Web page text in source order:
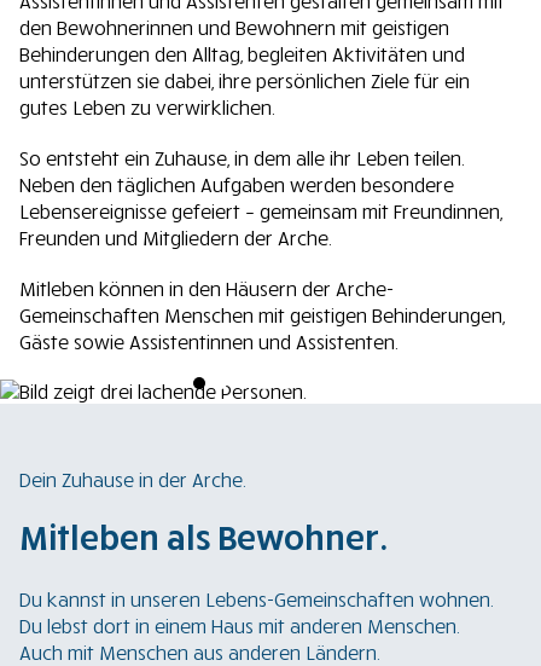
den Bewohnerinnen und Bewohnern mit geistigen
Behinderungen den Alltag, begleiten Aktivitäten und
unterstützen sie dabei, ihre persönlichen Ziele für ein
gutes Leben zu verwirklichen.
So entsteht ein Zuhause, in dem alle ihr Leben teilen.
Neben den täglichen Aufgaben werden besondere
Lebensereignisse gefeiert – gemeinsam mit Freundinnen,
Freunden und Mitgliedern der Arche.
Mitleben können in den Häusern der Arche-
Gemeinschaften Menschen mit geistigen Behinderungen,
Gäste sowie Assistentinnen und Assistenten.
Dein Zuhause in der Arche.
Mitleben als Bewohner.
Du kannst in unseren Lebens-Gemeinschaften wohnen.
Du lebst dort in einem Haus mit anderen Menschen.
Auch mit Menschen aus anderen Ländern.